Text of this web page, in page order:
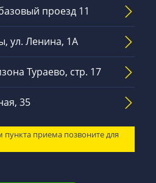
проезд 11
ул. Ленина, 1А
Тураево, стр. 17
35
приема позвоните для